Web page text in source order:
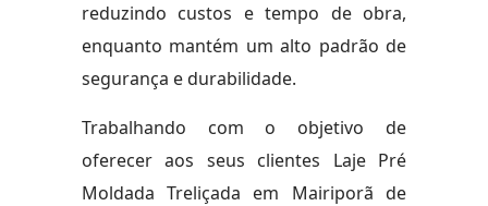
reduzindo custos e tempo de obra,
enquanto mantém um alto padrão de
segurança e durabilidade.
Trabalhando com o objetivo de
oferecer aos seus clientes Laje Pré
Moldada Treliçada em Mairiporã de